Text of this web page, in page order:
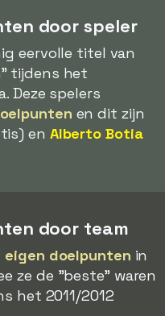
door speler
eervolle titel van
tijdens het
Deze spelers
en dit zijn
en Alberto Botia
door team
doelpunten in
ze de "beste" waren
het 2011/2012